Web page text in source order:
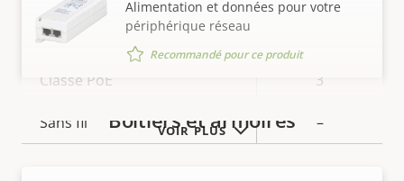
de la
propriété
la
propriété
Réseau
Description
propriété
propriété
Classe PoE 3
Sans fil –
VOIR PLUS
Alimentation et données pour votre
périphérique réseau
Recommandé pour ce produit
Boîtiers et armoires